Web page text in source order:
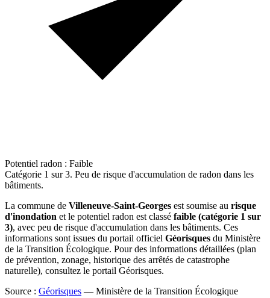
Potentiel radon : Faible
Catégorie 1 sur 3. Peu de risque d'accumulation de radon dans les
bâtiments.
La commune de Villeneuve-Saint-Georges est soumise au risque
d'inondation et le potentiel radon est classé faible (catégorie 1 sur
3), avec peu de risque d'accumulation dans les bâtiments. Ces
informations sont issues du portail officiel Géorisques du Ministère
de la Transition Écologique. Pour des informations détaillées (plan
de prévention, zonage, historique des arrêtés de catastrophe
naturelle), consultez le portail Géorisques.
Source : Géorisques — Ministère de la Transition Écologique